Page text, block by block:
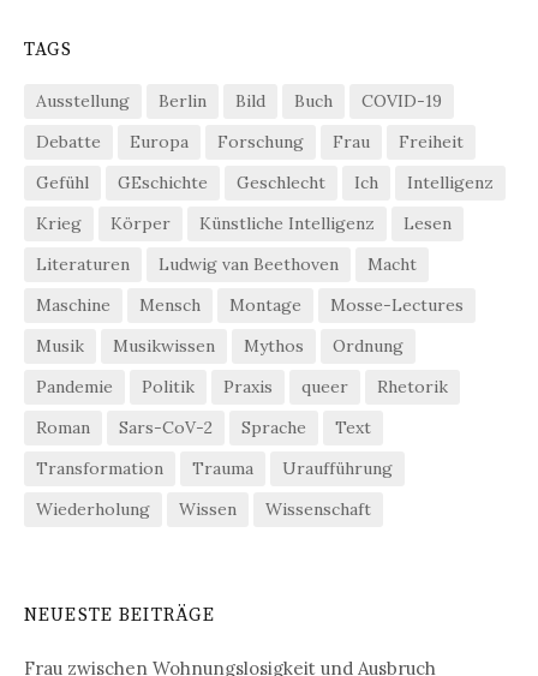
TAGS
Ausstellung Berlin Bild Buch
COVID-19
Debatte
Europa Forschung Frau
Freiheit
Gefühl
GEschichte Geschlecht Ich
Intelligenz
Krieg
Körper Künstliche Intelligenz
Lesen
Literaturen
Ludwig van Beethoven
Macht
Maschine
Mensch Montage
Mosse-Lectures
Musik
Musikwissen Mythos
Ordnung
Pandemie
Politik Praxis queer
Rhetorik
Roman
Sars-CoV-2 Sprache
Text
Transformation
Trauma
Uraufführung
Wiederholung
Wissen Wissenschaft
NEUESTE BEITRÄGE
Frau zwischen Wohnungslosigkeit und Ausbruch